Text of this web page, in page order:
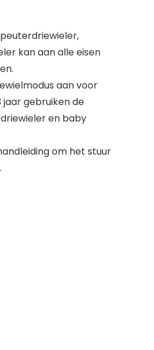
kan aan alle eisen
aan voor
jaar gebruiken de
en baby
om het stuur